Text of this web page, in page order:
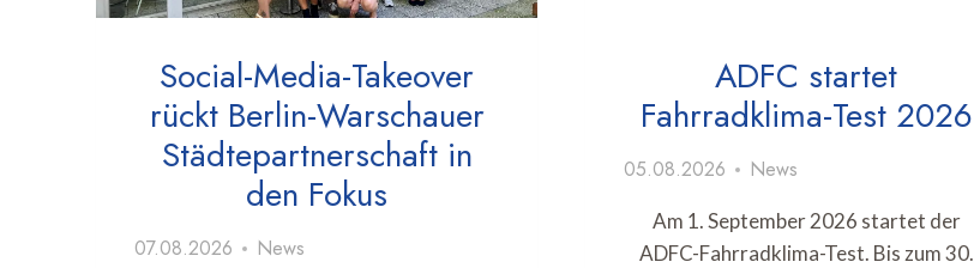
Social-Media-Takeover
rückt Berlin-Warschauer
Städtepartnerschaft in
den Fokus
07.08.2026 News
ADFC startet
Fahrradklima-Test 2026
05.08.2026 News
Am 1. September 2026 startet der
ADFC-Fahrradklima-Test. Bis zum 30.